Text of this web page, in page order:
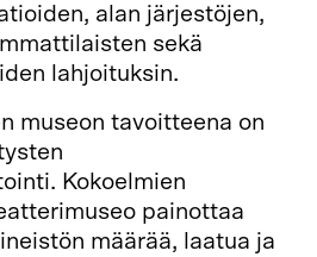
alan järjestöjen,
sekä
lahjoituksin.
museon tavoitteena on
Kokoelmien
painottaa
määrää, laatua ja